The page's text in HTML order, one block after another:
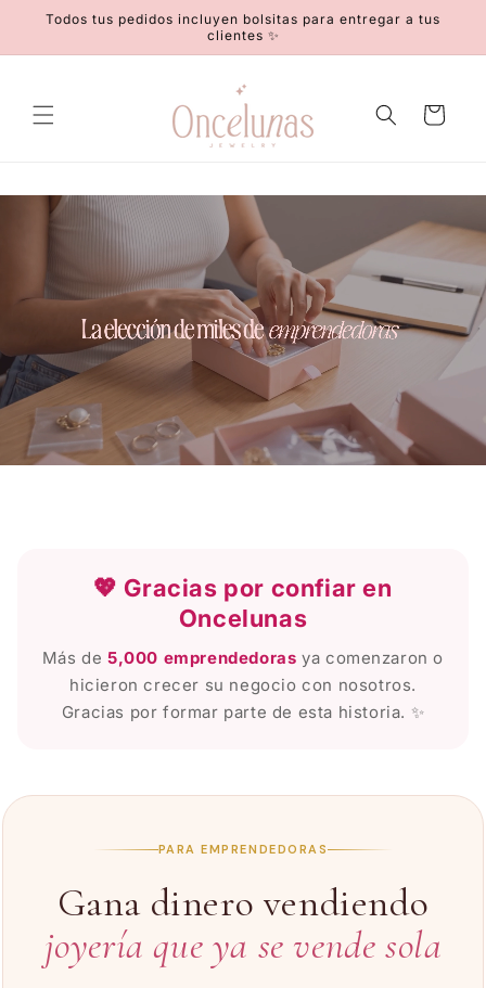
directamente
Todos tus pedidos incluyen bolsitas para entregar a tus
clientes ✨
Carrito
💖 Gracias por confiar en
Oncelunas
Más de5,000 emprendedoras ya comenzaron o
hicieron crecer su negocio con nosotros.
Gracias por formar parte de esta historia. ✨
PARA EMPRENDEDORAS
Gana dinero vendiendo
joyería que ya se vende sola